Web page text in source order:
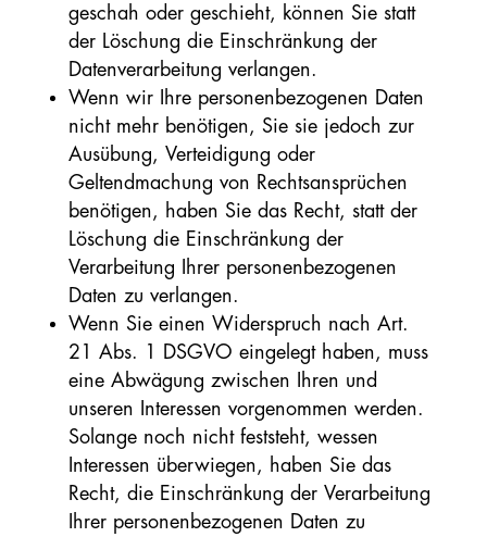
geschah oder geschieht, können Sie statt
der Löschung die Einschränkung der
Datenverarbeitung verlangen.
Wenn wir Ihre personenbezogenen Daten
nicht mehr benötigen, Sie sie jedoch zur
Ausübung, Verteidigung oder
Geltendmachung von Rechtsansprüchen
benötigen, haben Sie das Recht, statt der
Löschung die Einschränkung der
Verarbeitung Ihrer personenbezogenen
Daten zu verlangen.
Wenn Sie einen Widerspruch nach Art.
21 Abs. 1 DSGVO eingelegt haben, muss
eine Abwägung zwischen Ihren und
unseren Interessen vorgenommen werden.
Solange noch nicht feststeht, wessen
Interessen überwiegen, haben Sie das
Recht, die Einschränkung der Verarbeitung
Ihrer personenbezogenen Daten zu